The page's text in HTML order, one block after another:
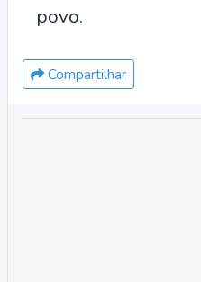
povo.
Compartilhar